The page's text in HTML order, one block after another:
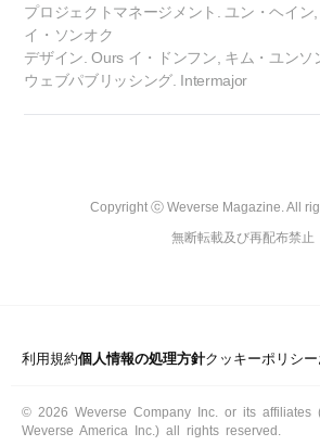
プロジェクトマネージメント. ユン・ヘイン,
イ・ソンオク
デザイン. Ours イ・ドンフン, キム・ユンソ
ウェブパブリッシング. Intermajor
Copyright ⓒ Weverse Magazine. All
無断転載及び再配布禁止
利用規約個人情報の処理方針クッキーポリシー
© 2026 Weverse Company Inc. or its affiliates
Weverse America Inc.) all rights reserved.